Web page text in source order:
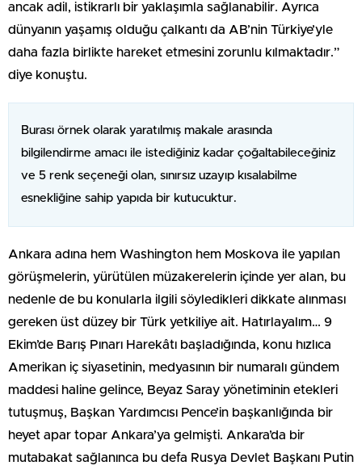
ancak adil, istikrarlı bir yaklaşımla sağlanabilir. Ayrıca
dünyanın yaşamış olduğu çalkantı da AB’nin Türkiye’yle
daha fazla birlikte hareket etmesini zorunlu kılmaktadır.”
diye konuştu.
Burası örnek olarak yaratılmış makale arasında
bilgilendirme amacı ile istediğiniz kadar çoğaltabileceğiniz
ve 5 renk seçeneği olan, sınırsız uzayıp kısalabilme
esnekliğine sahip yapıda bir kutucuktur.
Ankara adına hem Washington hem Moskova ile yapılan
görüşmelerin, yürütülen müzakerelerin içinde yer alan, bu
nedenle de bu konularla ilgili söyledikleri dikkate alınması
gereken üst düzey bir Türk yetkiliye ait. Hatırlayalım… 9
Ekim’de Barış Pınarı Harekâtı başladığında, konu hızlıca
Amerikan iç siyasetinin, medyasının bir numaralı gündem
maddesi haline gelince, Beyaz Saray yönetiminin etekleri
tutuşmuş, Başkan Yardımcısı Pence’in başkanlığında bir
heyet apar topar Ankara’ya gelmişti. Ankara’da bir
mutabakat sağlanınca bu defa Rusya Devlet Başkanı Putin